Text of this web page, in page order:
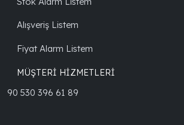
Alışveriş Listem
Fiyat Alarm Listem
MÜŞTERİ HİZMETLERİ
90 530 396 61 89